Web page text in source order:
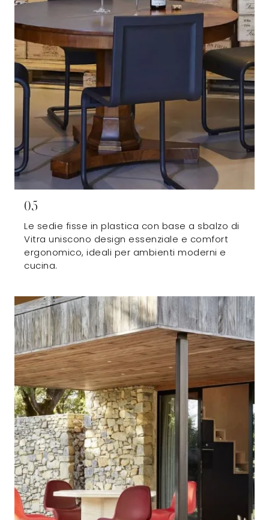
05
Le sedie fisse in plastica con base a sbalzo di
Vitra uniscono design essenziale e comfort
ergonomico, ideali per ambienti moderni e
cucina.